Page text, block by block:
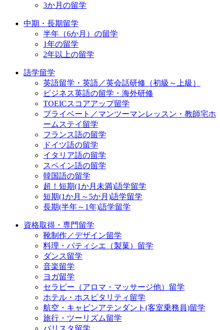
3か月の留学
中期・長期留学
半年（6か月）の留学
1年の留学
2年以上の留学
語学留学
英語留学・英語／英会話研修（初級～上級）
ビジネス英語の留学・海外研修
TOEICスコアアップ留学
プライベート／マンツーマンレッスン・教師宅ホ
ームステイ留学
フランス語の留学
ドイツ語の留学
イタリア語の留学
スペイン語の留学
韓国語の留学
超！短期(1か月未満)語学留学
短期(1か月～5か月)語学留学
長期(半年～1年)語学留学
資格取得・専門留学
靴制作／デザイン留学
料理・パティシエ（製菓）留学
ダンス留学
音楽留学
ヨガ留学
セラピー（アロマ・マッサージ他）留学
ホテル・ホスピタリティ留学
航空・キャビンアテンダント(客室乗務員)留学
旅行・ツーリズム留学